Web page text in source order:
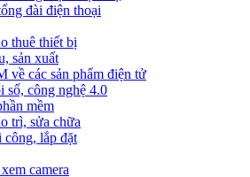
đài điện thoại
thuê thiết bị
sản xuất
về các sản phẩm điện tử
số, công nghệ 4.0
mềm
trì, sửa chữa
lắp đặt
camera